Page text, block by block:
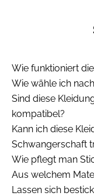
Wie funktioniert
Wie wähle ich
Sind diese
kompatibel?
Kann ich diese
Schwangerschaft
Wie pflegt man
Aus welchem
Lassen sich